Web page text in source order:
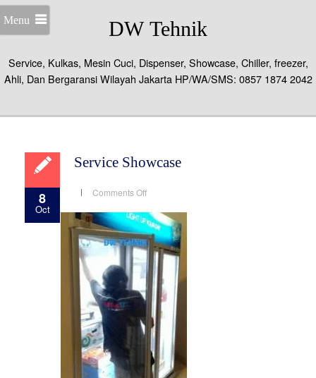
Menu DW Tehnik
Service, Kulkas, Mesin Cuci, Dispenser, Showcase, Chiller, freezer,
Ahli, Dan Bergaransi Wilayah Jakarta HP/WA/SMS: 0857 1874 2042
8
Oct
Service Showcase
Comments Offon